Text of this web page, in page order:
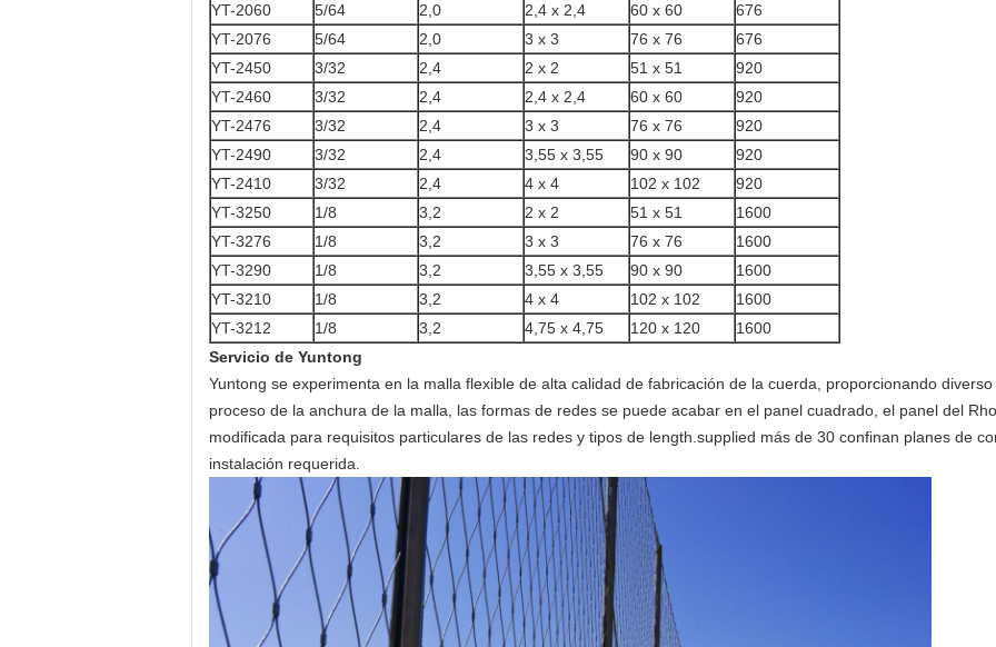
YT-2060
5/64 2,0 2,4 x 2,4 60 x 60
676
YT-2076
5/64 2,0 3 x 3 76 x 76
676
YT-2450
3/32 2,4 2 x 2 51 x 51
920
YT-2460
3/32 2,4 2,4 x 2,4 60 x 60
920
YT-2476
3/32 2,4 3 x 3 76 x 76
920
YT-2490
3/32 2,4 3,55 x 3,55 90 x 90
920
YT-2410
3/32 2,4 4 x 4 102 x 102
920
YT-3250
1/8 3,2 2 x 2 51 x 51
1600
YT-3276
1/8 3,2 3 x 3 76 x 76
1600
YT-3290
1/8 3,2 3,55 x 3,55 90 x 90
1600
YT-3210
1/8 3,2 4 x 4 102 x 102
1600
YT-3212
1/8 3,2 4,75 x 4,75 120 x 120
1600
Servicio de Yuntong
Yuntong se experimenta en la malla flexible de alta calidad de fabricación de la cuerda, proporcionando
proceso de la anchura de la malla, las formas de redes se puede acabar en el panel cuadrado, el panel del
modificada para requisitos particulares de las redes y tipos de length.supplied más de 30 confinan planes de
instalación requerida.